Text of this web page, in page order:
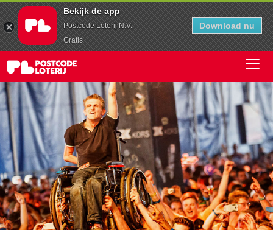
Bekijk de app
Postcode Loterij N.V.
Gratis
Download nu